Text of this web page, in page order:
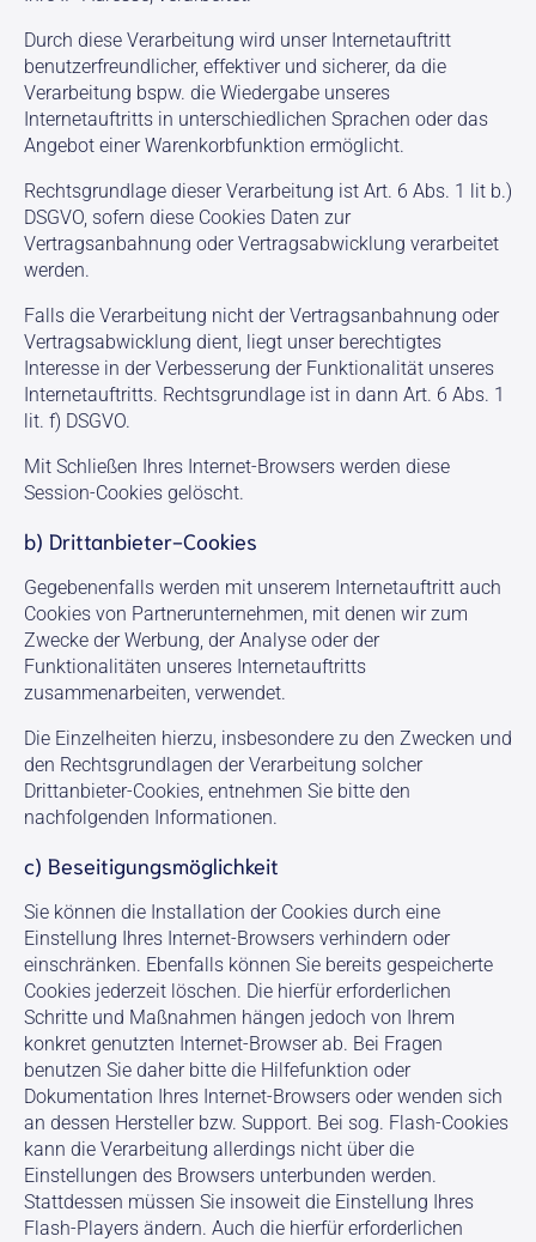
Durch diese Verarbeitung wird unser Internetauftritt
benutzerfreundlicher, effektiver und sicherer, da die
Verarbeitung bspw. die Wiedergabe unseres
Internetauftritts in unterschiedlichen Sprachen oder das
Angebot einer Warenkorbfunktion ermöglicht.
Rechtsgrundlage dieser Verarbeitung ist Art. 6 Abs. 1 lit b.)
DSGVO, sofern diese Cookies Daten zur
Vertragsanbahnung oder Vertragsabwicklung verarbeitet
werden.
Falls die Verarbeitung nicht der Vertragsanbahnung oder
Vertragsabwicklung dient, liegt unser berechtigtes
Interesse in der Verbesserung der Funktionalität unseres
Internetauftritts. Rechtsgrundlage ist in dann Art. 6 Abs. 1
lit. f) DSGVO.
Mit Schließen Ihres Internet-Browsers werden diese
Session-Cookies gelöscht.
b) Drittanbieter-Cookies
Gegebenenfalls werden mit unserem Internetauftritt auch
Cookies von Partnerunternehmen, mit denen wir zum
Zwecke der Werbung, der Analyse oder der
Funktionalitäten unseres Internetauftritts
zusammenarbeiten, verwendet.
Die Einzelheiten hierzu, insbesondere zu den Zwecken und
den Rechtsgrundlagen der Verarbeitung solcher
Drittanbieter-Cookies, entnehmen Sie bitte den
nachfolgenden Informationen.
c) Beseitigungsmöglichkeit
Sie können die Installation der Cookies durch eine
Einstellung Ihres Internet-Browsers verhindern oder
einschränken. Ebenfalls können Sie bereits gespeicherte
Cookies jederzeit löschen. Die hierfür erforderlichen
Schritte und Maßnahmen hängen jedoch von Ihrem
konkret genutzten Internet-Browser ab. Bei Fragen
benutzen Sie daher bitte die Hilfefunktion oder
Dokumentation Ihres Internet-Browsers oder wenden sich
an dessen Hersteller bzw. Support. Bei sog. Flash-Cookies
kann die Verarbeitung allerdings nicht über die
Einstellungen des Browsers unterbunden werden.
Stattdessen müssen Sie insoweit die Einstellung Ihres
Flash-Players ändern. Auch die hierfür erforderlichen